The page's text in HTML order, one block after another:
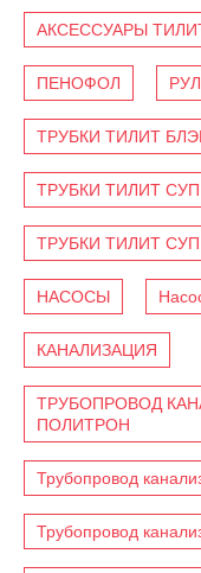
АКСЕССУАРЫ
ПЕНОФОЛ
ТРУБКИ ТИЛИТ
ТРУБКИ ТИЛИТ
ТРУБКИ ТИЛИТ
НАСОСЫ
КАНАЛИЗАЦИЯ
ТРУБОПРОВОД
ПОЛИТРОН
Трубопровод
Трубопровод